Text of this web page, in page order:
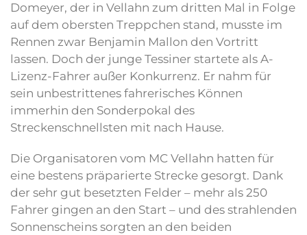
Domeyer, der in Vellahn zum dritten Mal in Folge
auf dem obersten Treppchen stand, musste im
Rennen zwar Benjamin Mallon den Vortritt
lassen. Doch der junge Tessiner startete als A-
Lizenz-Fahrer außer Konkurrenz. Er nahm für
sein unbestrittenes fahrerisches Können
immerhin den Sonderpokal des
Streckenschnellsten mit nach Hause.
Die Organisatoren vom MC Vellahn hatten für
eine bestens präparierte Strecke gesorgt. Dank
der sehr gut besetzten Felder – mehr als 250
Fahrer gingen an den Start – und des strahlenden
Sonnenscheins sorgten an den beiden